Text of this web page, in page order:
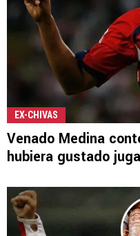
EX-CHIVAS
Venado Medina
hubiera gustado